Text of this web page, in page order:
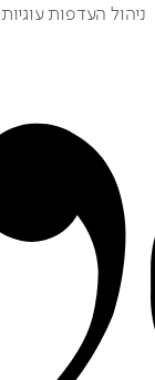
ניהול העדפות עוגיות